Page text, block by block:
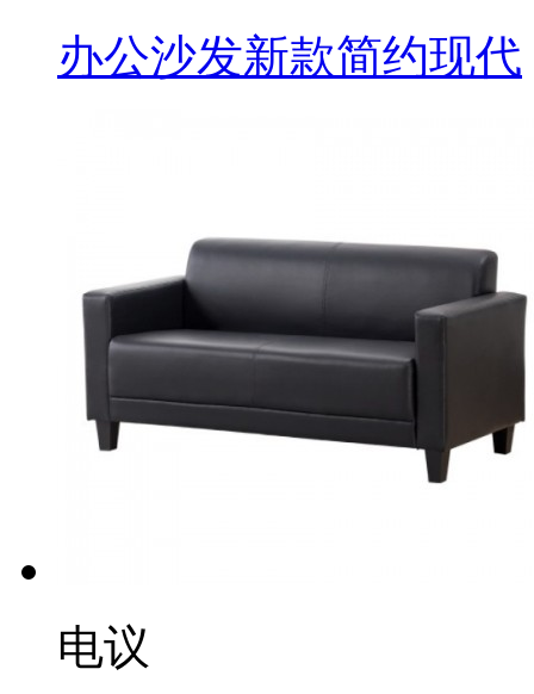
办公沙发新款简约现代
电议